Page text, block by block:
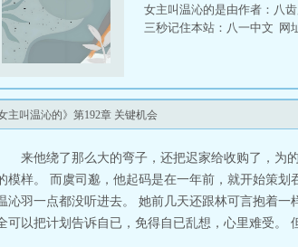
女主叫温沁的是由作者：八
三秒记住本站：八一中文 网
女主叫温沁的》第192章 关键机会
来他绕了那么大的弯子，还把迟家给收购了，为
模样。 而虞司邈，他起码是在一年前，就开始策
沁羽一点都没听进去。 她前几天还跟林可言抱着
可以把计划告诉自已，免得自已乱想，心里难受。